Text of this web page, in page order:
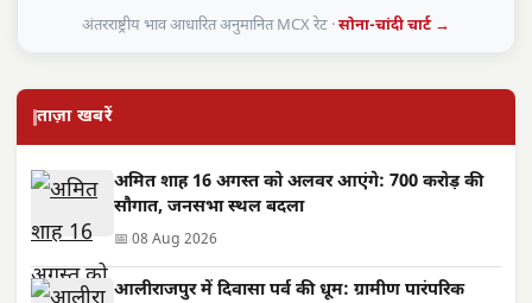
अंतरराष्ट्रीय भाव आधारित अनुमानित MCX रेट ·सोना-चांदी चार्ट →
ताज़ा खबरें
अमित शाह 16 अगस्त को अलवर आएंगे: 700 करोड़ की
सौगात, जनसभा स्थल बदला
📅 08 Aug 2026
आलीराजपुर में दिवासा पर्व की धूम: ग्रामीण पारंपरिक